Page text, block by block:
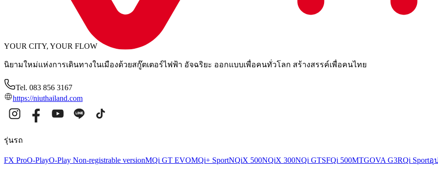
Motor Expo 2025 ที่ผ่านมา NIU ได้เปิดตัวรถมอไซค์ไฟฟ้ารุ่นใหม่ที่ผลิตและประกอบในไทย (CKD) อย่างเป็นทางการ
YOUR CITY, YOUR FLOW
นิยามใหม่แห่งการเดินทางในเมืองด้วยสกู๊ตเตอร์ไฟฟ้า อัจฉริยะ ออกแบบเพื่อคนทั่วโลก สร้างสรรค์เพื่อคนไทย
Tel. 083 856 3167
https://niuthailand.com
รุ่นรถ
FX ProO-PlayO-Play Non-registrable versionMQi GT EVOMQi+ SportNQiX 500NQiX 300NQi GTSFQi 500MTGOVA G3RQi Sportอุ